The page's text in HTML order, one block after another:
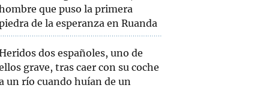
que puso la primera
de la esperanza en Ruanda
dos españoles, uno de
grave, tras caer con su coche
un río cuando huían de un